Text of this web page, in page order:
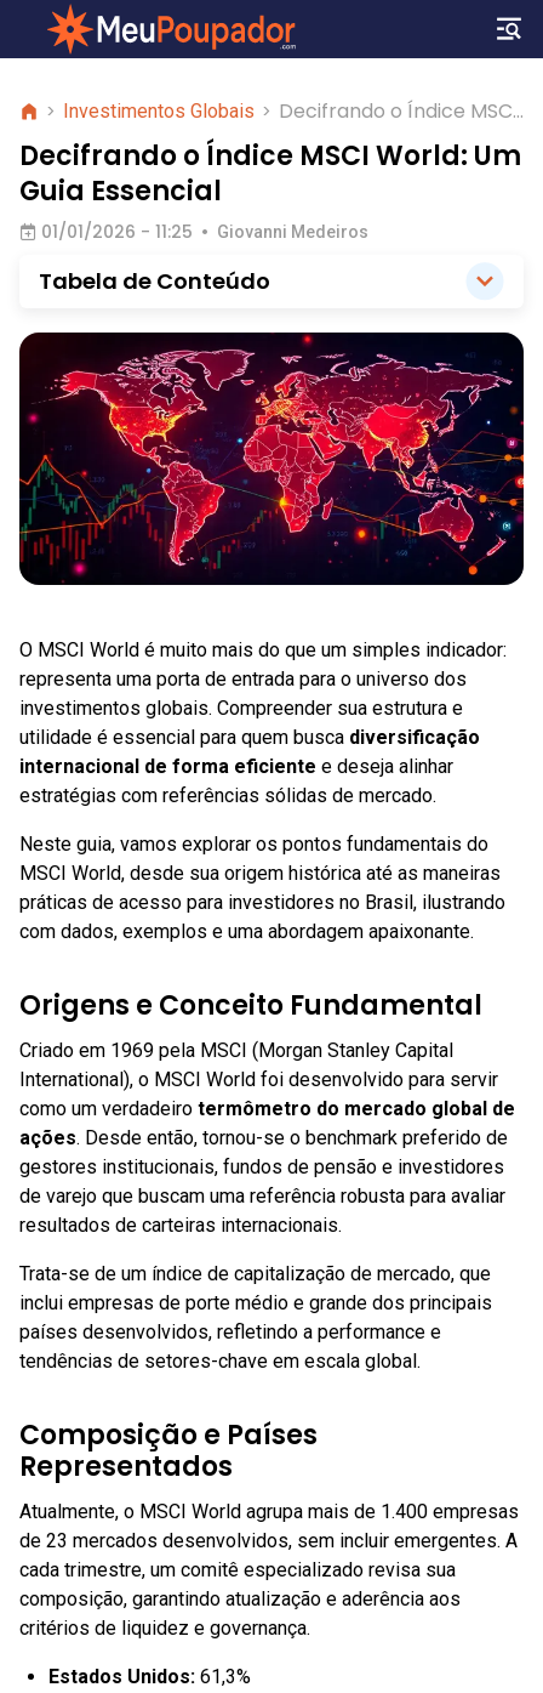
> Investimentos Globais > Decifrando o Índice MSCI
World: Um Guia Essencial
Decifrando o Índice MSCI World: Um
Guia Essencial
01/01/2026 - 11:25 • Giovanni Medeiros
Tabela de Conteúdo
O MSCI World é muito mais do que um simples indicador:
representa uma porta de entrada para o universo dos
investimentos globais. Compreender sua estrutura e
utilidade é essencial para quem busca diversificação
internacional de forma eficiente e deseja alinhar
estratégias com referências sólidas de mercado.
Neste guia, vamos explorar os pontos fundamentais do
MSCI World, desde sua origem histórica até as maneiras
práticas de acesso para investidores no Brasil, ilustrando
com dados, exemplos e uma abordagem apaixonante.
Origens e Conceito Fundamental
Criado em 1969 pela MSCI (Morgan Stanley Capital
International), o MSCI World foi desenvolvido para servir
como um verdadeiro termômetro do mercado global de
ações. Desde então, tornou-se o benchmark preferido de
gestores institucionais, fundos de pensão e investidores
de varejo que buscam uma referência robusta para avaliar
resultados de carteiras internacionais.
Trata-se de um índice de capitalização de mercado, que
inclui empresas de porte médio e grande dos principais
países desenvolvidos, refletindo a performance e
tendências de setores-chave em escala global.
Composição e Países
Representados
Atualmente, o MSCI World agrupa mais de 1.400 empresas
de 23 mercados desenvolvidos, sem incluir emergentes. A
cada trimestre, um comitê especializado revisa sua
composição, garantindo atualização e aderência aos
critérios de liquidez e governança.
Estados Unidos: 61,3%